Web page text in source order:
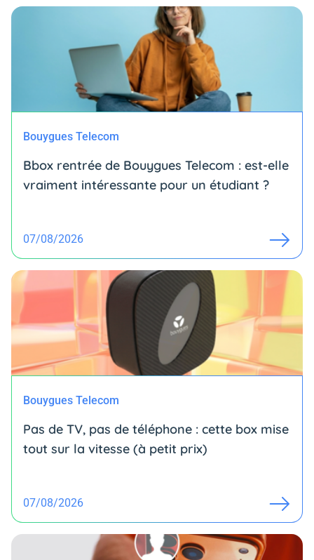
Bouygues Telecom
Bbox rentrée de Bouygues Telecom : est-elle
vraiment intéressante pour un étudiant ?
07/08/2026
Bouygues Telecom
Pas de TV, pas de téléphone : cette box mise
tout sur la vitesse (à petit prix)
07/08/2026